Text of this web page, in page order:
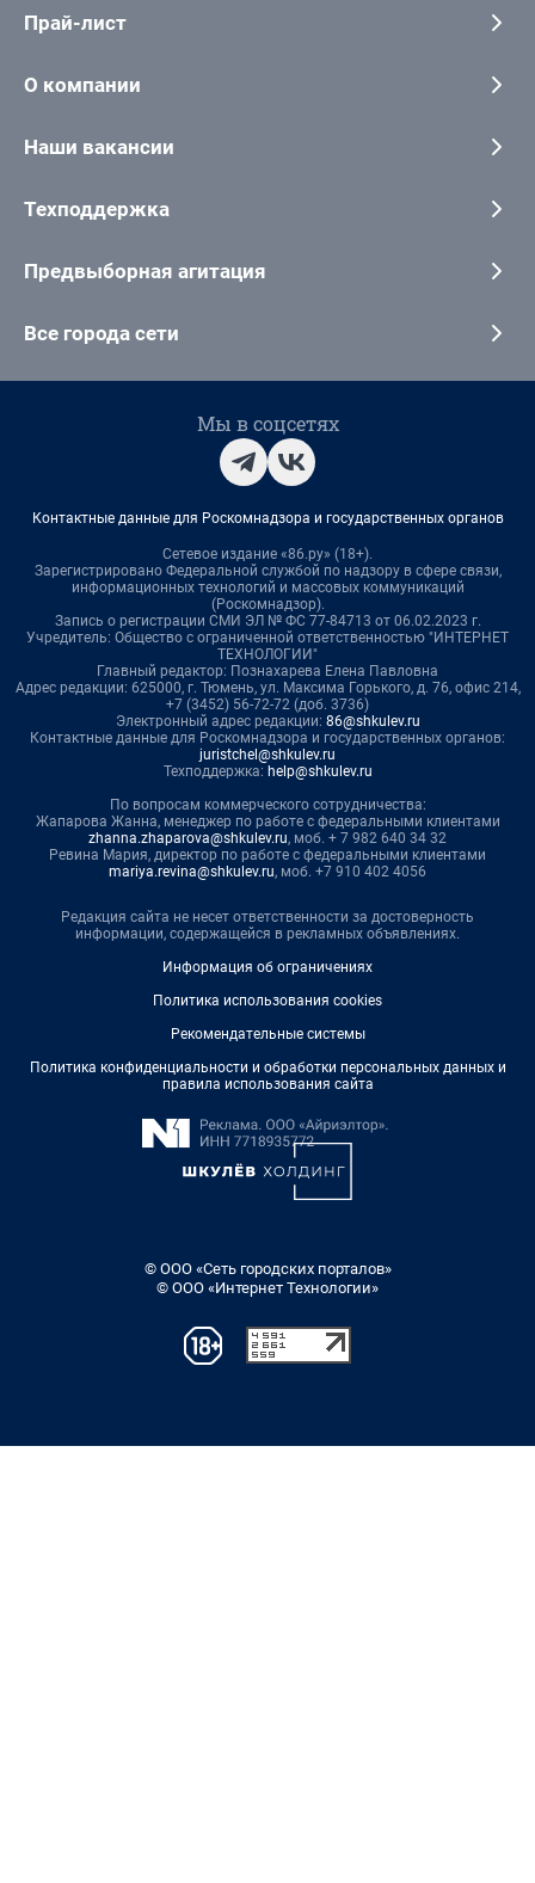
Прай-лист
О компании
Наши вакансии
Техподдержка
Предвыборная агитация
Все города сети
Мы в соцсетях
Контактные данные для Роскомнадзора и государственных органов
Сетевое издание «86.ру» (18+).
Зарегистрировано Федеральной службой по надзору в сфере связи,
информационных технологий и массовых коммуникаций
(Роскомнадзор).
Запись о регистрации СМИ ЭЛ № ФС 77-84713 от 06.02.2023 г.
Учредитель: Общество с ограниченной ответственностью "ИНТЕРНЕТ
ТЕХНОЛОГИИ"
Главный редактор: Познахарева Елена Павловна
Адрес редакции: 625000, г. Тюмень, ул. Максима Горького, д. 76, офис 214,
+7 (3452) 56-72-72 (доб. 3736)
Электронный адрес редакции: 86@shkulev.ru
Контактные данные для Роскомнадзора и государственных органов:
juristchel@shkulev.ru
Техподдержка: help@shkulev.ru
По вопросам коммерческого сотрудничества:
Жапарова Жанна, менеджер по работе с федеральными клиентами
zhanna.zhaparova@shkulev.ru, моб. + 7 982 640 34 32
Ревина Мария, директор по работе с федеральными клиентами
mariya.revina@shkulev.ru, моб. +7 910 402 4056
Редакция сайта не несет ответственности за достоверность
информации, содержащейся в рекламных объявлениях.
Информация об ограничениях
Политика использования cookies
Рекомендательные системы
Политика конфиденциальности и обработки персональных данных и
правила использования сайта
© ООО «Сеть городских порталов»
© ООО «Интернет Технологии»